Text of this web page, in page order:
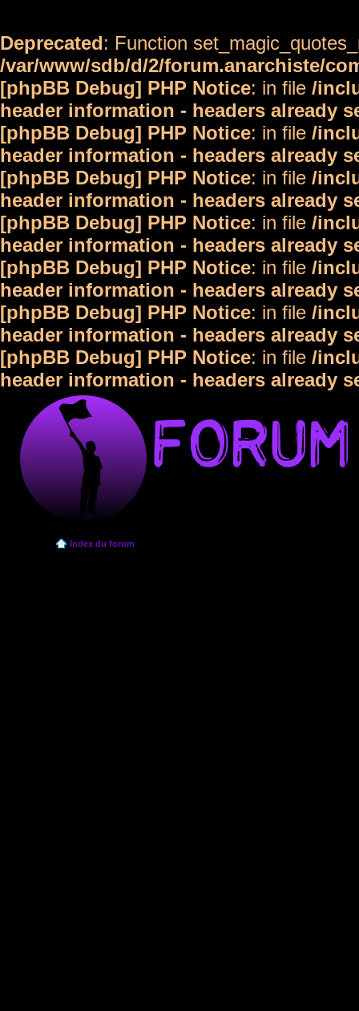
Deprecated: Function
/var/www/sdb/d/2/forum.anarchiste/
[phpBB Debug] PHP Notice: in file /
header information - headers already
[phpBB Debug] PHP Notice: in file /
header information - headers already
[phpBB Debug] PHP Notice: in file /
header information - headers already
[phpBB Debug] PHP Notice: in file /
header information - headers already
[phpBB Debug] PHP Notice: in file /
header information - headers already
[phpBB Debug] PHP Notice: in file /
header information - headers already
[phpBB Debug] PHP Notice: in file /
header information - headers already
Index du forum